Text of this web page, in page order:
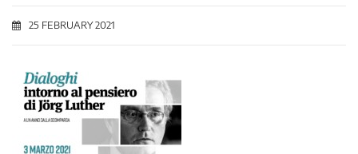
25 FEBRUARY 2021